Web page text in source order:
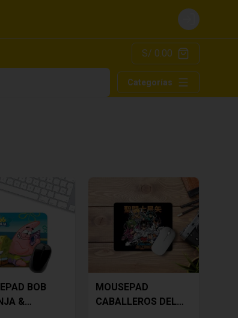
Login
S/ 0.00
Categorías
BOB
&
MOUSEPAD
CABALLEROS DEL